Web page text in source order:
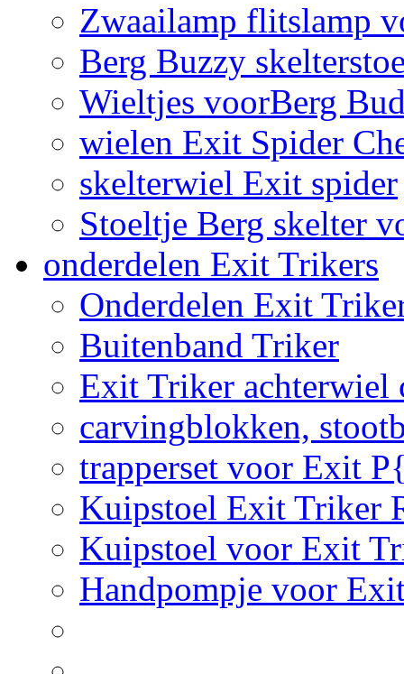
Zwaailamp flitslamp
Berg Buzzy
Wieltjes voorBerg
wielen Exit Spider
skelterwiel Exit spider
Stoeltje Berg skelter
onderdelen Exit Trikers
Onderdelen Exit
Buitenband Triker
Exit Triker achterwiel
carvingblokken,
trapperset voor Exit
Kuipstoel Exit Triker
Kuipstoel voor Exit
Handpompje voor